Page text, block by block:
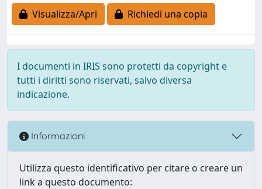
Visualizza/Apri
Richiedi una copia
I documenti in IRIS sono protetti da copyright e
tutti i diritti sono riservati, salvo diversa
indicazione.
Informazioni
Utilizza questo identificativo per citare o creare un
link a questo documento: